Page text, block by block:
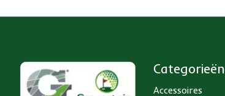
Categorieën
Accessoires